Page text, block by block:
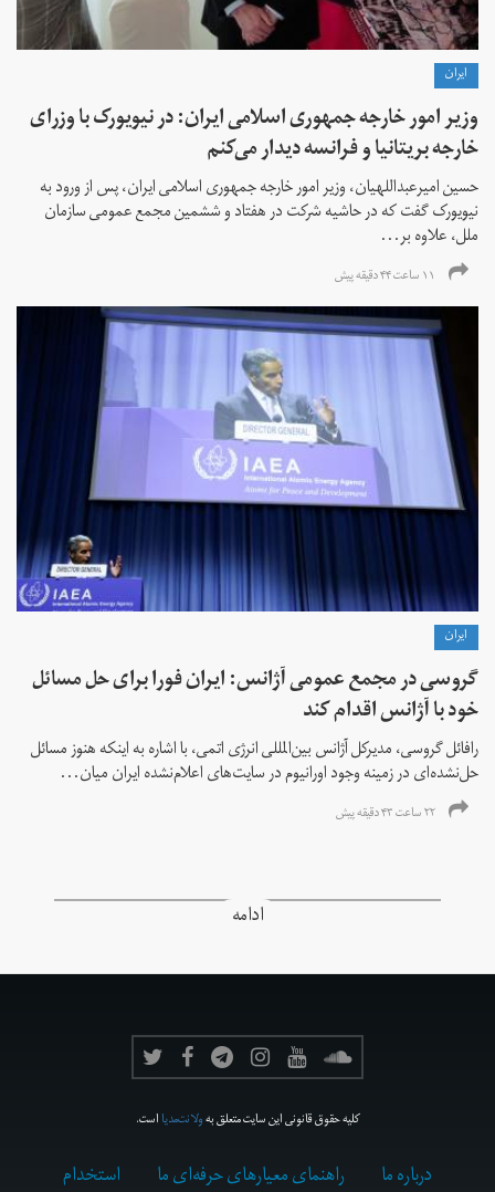
ايران
وزیر امور خارجه جمهوری اسلامی ایران: در نیویورک با وزرای
خارجه بریتانیا و فرانسه دیدار می‌کنم
حسین امیرعبداللهیان، وزیر امور خارجه جمهوری اسلامی ایران، پس از ورود به
نیویورک گفت که در حاشیه شرکت در هفتاد و ششمین مجمع عمومی سازمان
ملل، علاوه بر...
۱۱ ساعت ۴۴ دقیقه پیش
ايران
گروسی در مجمع عمومی آژانس: ایران فورا برای حل مسائل
خود با آژانس اقدام کند
رافائل گروسی، مدیرکل آژانس بین‌المللی انرژی اتمی، با اشاره به اینکه هنوز مسائل
حل‌نشده‌ای در زمینه وجود اورانیوم در سایت‌های اعلام‌نشده ایران میان...
۲۲ ساعت ۴۳ دقیقه پیش
ادامه
کلیه حقوق قانونی این سایت متعلق بهولانت‌مدیااست.
درباره ما راهنمای معیارهای حرفه‌ای ما استخدام